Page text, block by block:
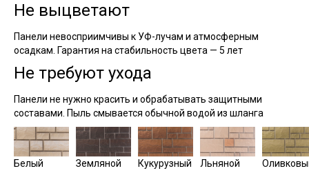
Не выцветают
Панели невосприимчивы к УФ-лучам и атмосферным
осадкам. Гарантия на стабильность цвета — 5 лет
Не требуют ухода
Панели не нужно красить и обрабатывать защитными
составами. Пыль смывается обычной водой из шланга
Белый Земляной Кукурузный Льняной